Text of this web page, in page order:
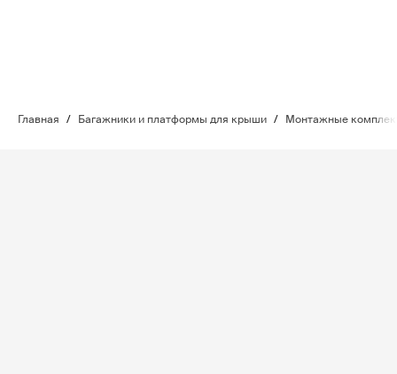
Главная / Багажники и платформы для крыши / Монтажные